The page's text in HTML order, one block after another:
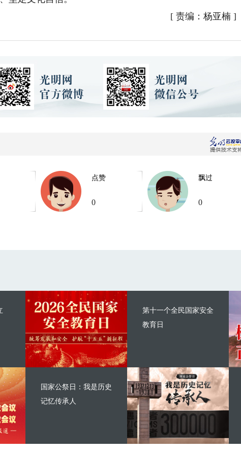
[ 责编：杨亚楠]
点赞
0
飘过
0
第十一个全民国家安全
教育日
国家公祭日：我是历史
记忆传承人